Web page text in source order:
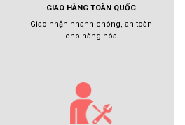
GIAO HÀNG TOÀN QUỐC
Giao nhận nhanh chóng, an toàn
cho hàng hóa